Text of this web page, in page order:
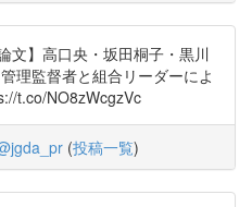
文】高口央・坂田桐子・黒川
理監督者と組合リーダーによ
t.co/NO8zWcgzVc
(投稿一覧)